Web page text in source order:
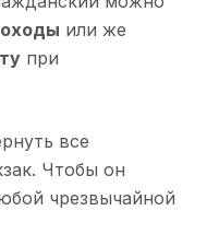
или же
при
все
Чтобы он
чрезвычайной